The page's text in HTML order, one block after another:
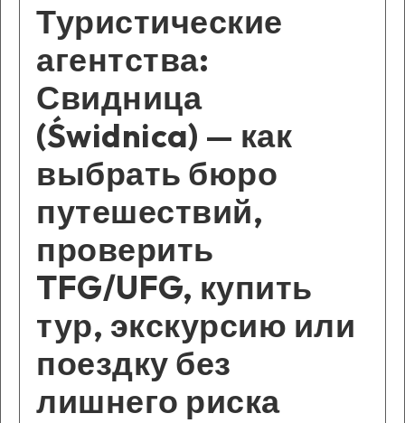
Туристические
агентства:
Свидница
(Świdnica) — как
выбрать бюро
путешествий,
проверить
TFG/UFG, купить
тур, экскурсию или
поездку без
лишнего риска